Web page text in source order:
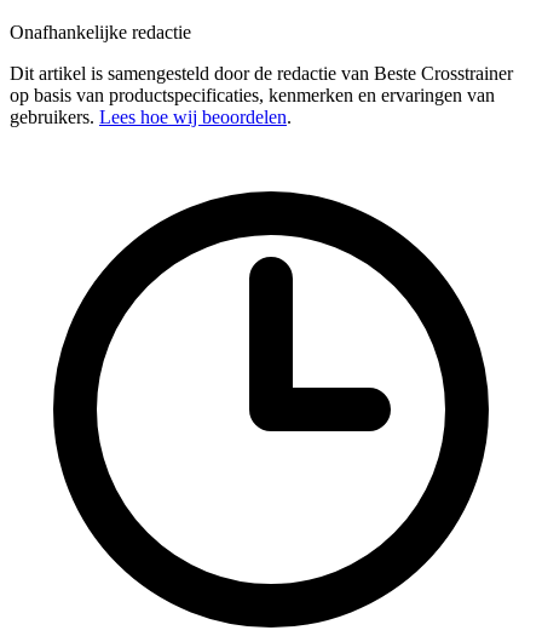
Onafhankelijke redactie
Dit artikel is samengesteld door de redactie van Beste Crosstrainer
op basis van productspecificaties, kenmerken en ervaringen van
gebruikers. Lees hoe wij beoordelen.